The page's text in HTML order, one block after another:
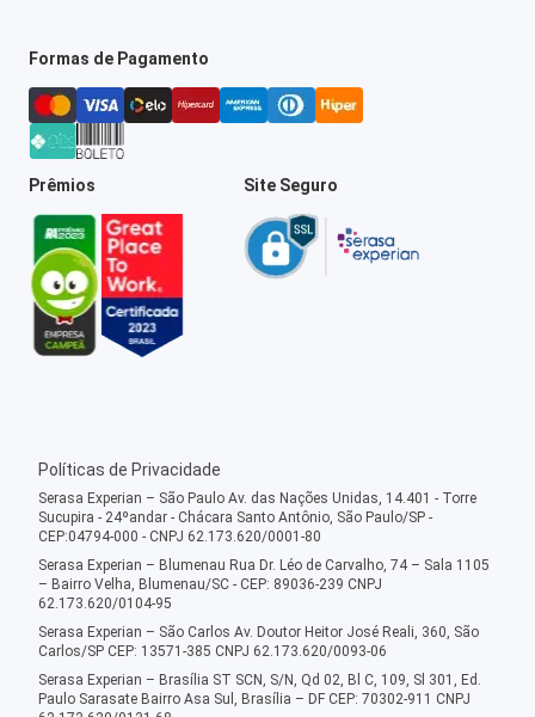
Formas de Pagamento
Prêmios Site Seguro
Políticas de Privacidade
Serasa Experian – São Paulo Av. das Nações Unidas, 14.401 - Torre
Sucupira - 24ºandar - Chácara Santo Antônio, São Paulo/SP -
CEP:04794-000 - CNPJ 62.173.620/0001-80
Serasa Experian – Blumenau Rua Dr. Léo de Carvalho, 74 – Sala 1105
– Bairro Velha, Blumenau/SC - CEP: 89036-239 CNPJ
62.173.620/0104-95
Serasa Experian – São Carlos Av. Doutor Heitor José Reali, 360, São
Carlos/SP CEP: 13571-385 CNPJ 62.173.620/0093-06
Serasa Experian – Brasília ST SCN, S/N, Qd 02, Bl C, 109, Sl 301, Ed.
Paulo Sarasate Bairro Asa Sul, Brasília – DF CEP: 70302-911 CNPJ